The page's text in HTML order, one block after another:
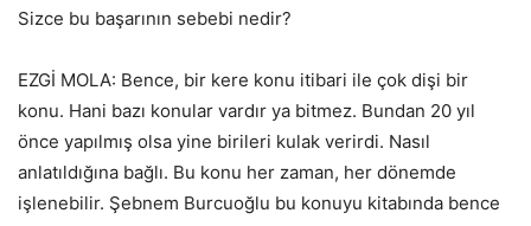
Sizce bu başarının sebebi nedir?
EZGİ MOLA: Bence, bir kere konu itibari ile çok dişi bir
konu. Hani bazı konular vardır ya bitmez. Bundan 20 yıl
önce yapılmış olsa yine birileri kulak verirdi. Nasıl
anlatıldığına bağlı. Bu konu her zaman, her dönemde
işlenebilir. Şebnem Burcuoğlu bu konuyu kitabında bence